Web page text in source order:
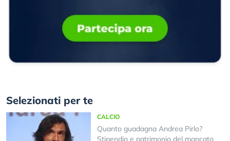
Selezionati per te
CALCIO
Quanto guadagna Andrea Pirlo?
Stipendio e patrimonio del mancato